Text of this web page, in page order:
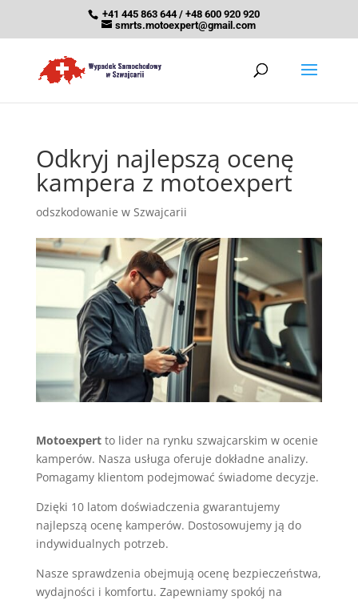
+41 445 863 644 / +48 600 920 920
smrts.motoexpert@gmail.com
Odkryj najlepszą ocenę
kampera z motoexpert
odszkodowanie w Szwajcarii
Motoexpertto lider na rynku szwajcarskim w ocenie
kamperów. Nasza usługa oferuje dokładne analizy.
Pomagamy klientom podejmować świadome decyzje.
Dzięki 10 latom doświadczenia gwarantujemy
najlepszą ocenę kamperów. Dostosowujemy ją do
indywidualnych potrzeb.
Nasze sprawdzenia obejmują ocenę bezpieczeństwa,
wydajności i komfortu. Zapewniamy spokój na